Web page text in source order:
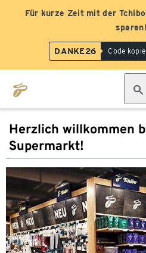
Für kurze Zeit mit der
DANKE26 Code
Herzlich willkommen
Supermarkt!